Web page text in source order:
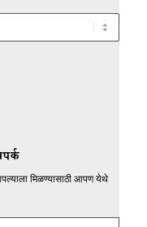
मिळण्यासाठी आपण येथे